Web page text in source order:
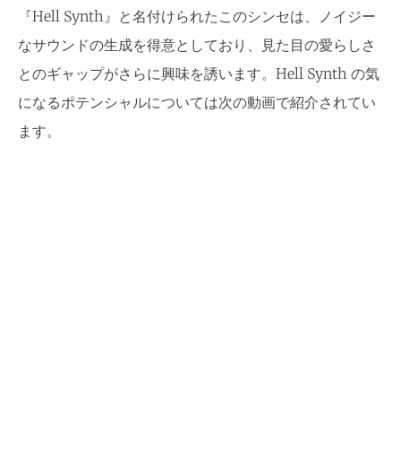
『Hell Synth』と名付けられたこのシンセは、ノイジー
なサウンドの生成を得意としており、見た目の愛らしさ
とのギャップがさらに興味を誘います。Hell Synth の気
になるポテンシャルについては次の動画で紹介されてい
ます。